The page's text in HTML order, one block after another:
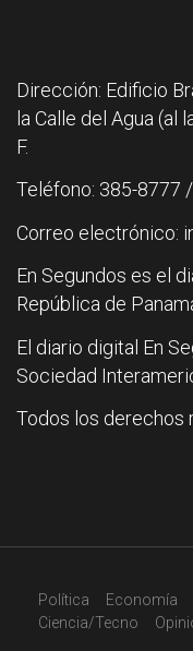
Dirección: Edificio
la Calle del Agua (al
F.
Teléfono: 385-8777
Correo electrónico:
En Segundos es el
República de
El diario digital En
Sociedad
Todos los derechos
Política Economía
Ciencia/Tecno